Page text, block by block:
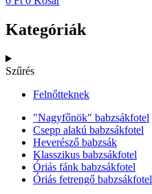
Kategóriák
Szűrés
Felnőtteknek
"Nagyfőnök" babzsákfotel
Csepp alakú babzsákfotel
Heverésző babzsák
Klasszikus babzsákfotel
Óriás fánk babzsákfotel
Óriás fetrengő babzsákfotel